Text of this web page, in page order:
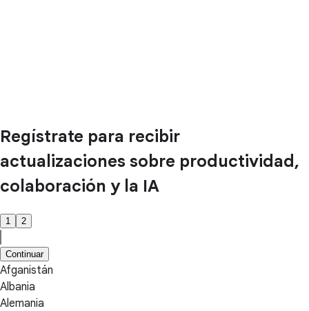
Regístrate para recibir
actualizaciones sobre productividad,
colaboración y la IA
1 2
Continuar
Afganistán
Albania
Alemania